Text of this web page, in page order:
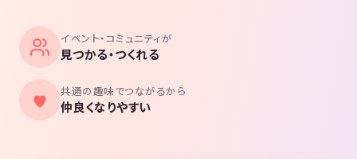
イベント・コミュニティが
見つかる・つくれる
共通の趣味でつながるから
仲良くなりやすい